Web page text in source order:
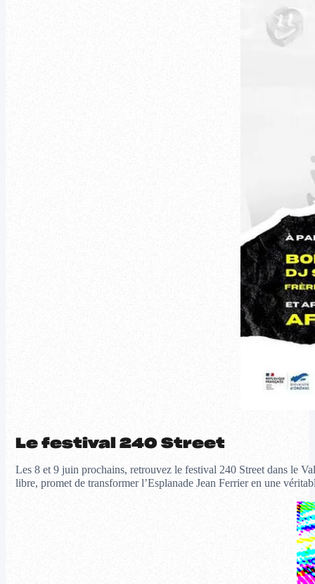
Le festival 240 Street
Les 8 et 9 juin prochains, retrouvez le festival 240 Street dans le
libre, promet de transformer l’Esplanade Jean Ferrier en une